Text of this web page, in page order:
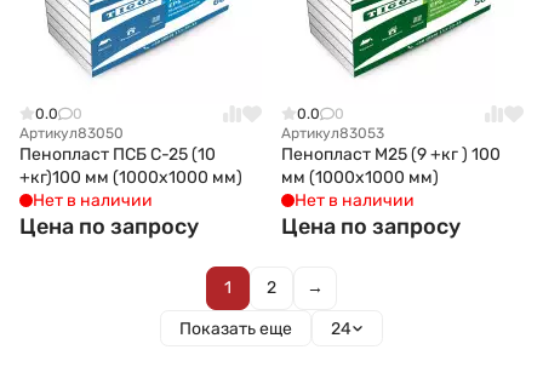
0.0
0
Артикул83050
Пенопласт ПСБ С-25 (10
+кг)100 мм (1000х1000 мм)
Нет в наличии
Цена по запросу
0.0
0
Артикул83053
Пенопласт М25 (9 +кг ) 100
мм (1000х1000 мм)
Нет в наличии
Цена по запросу
1 2
→
Показать еще
24